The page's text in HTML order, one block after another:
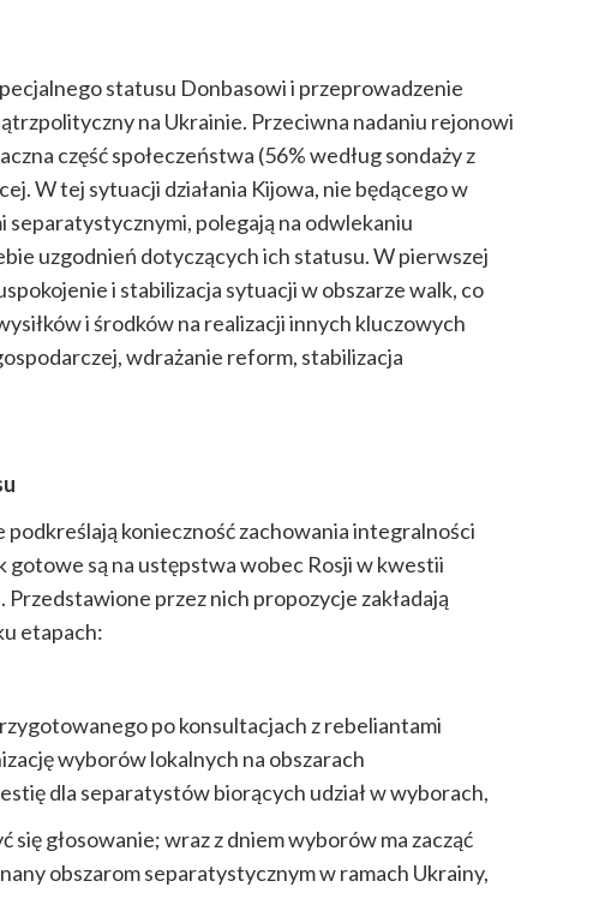
statusu Donbasowi i przeprowadzenie
na Ukrainie. Przeciwna nadaniu rejonowi
część społeczeństwa (56% według sondaży z
W tej sytuacji działania Kijowa, nie będącego w
separatystycznymi, polegają na odwlekaniu
uzgodnień dotyczących ich statusu. W pierwszej
i stabilizacja sytuacji w obszarze walk, co
i środków na realizacji innych kluczowych
wdrażanie reform, stabilizacja
podkreślają konieczność zachowania integralności
są na ustępstwa wobec Rosji w kwestii
przez nich propozycje zakładają
etapach:
po konsultacjach z rebeliantami
wyborów lokalnych na obszarach
dla separatystów biorących udział w wyborach,
się głosowanie; wraz z dniem wyborów ma zacząć
obszarom separatystycznym w ramach Ukrainy,